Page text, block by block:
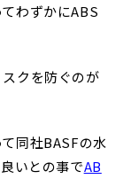
わずかにABS
クを防ぐのが
同社BASFの水
いとの事でAB